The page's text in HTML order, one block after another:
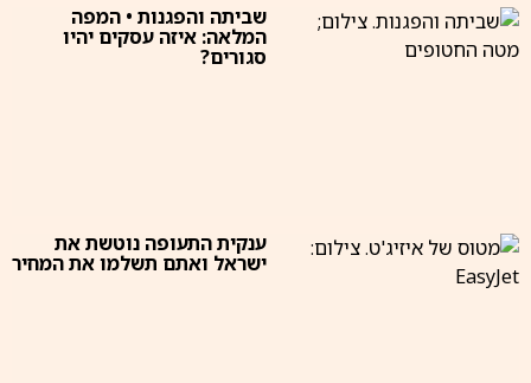
שביתה והפגנות • המפה
המלאה: איזה עסקים יהיו
סגורים?
ענקית התעופה נוטשת את
ישראל ואתם תשלמו את המחיר